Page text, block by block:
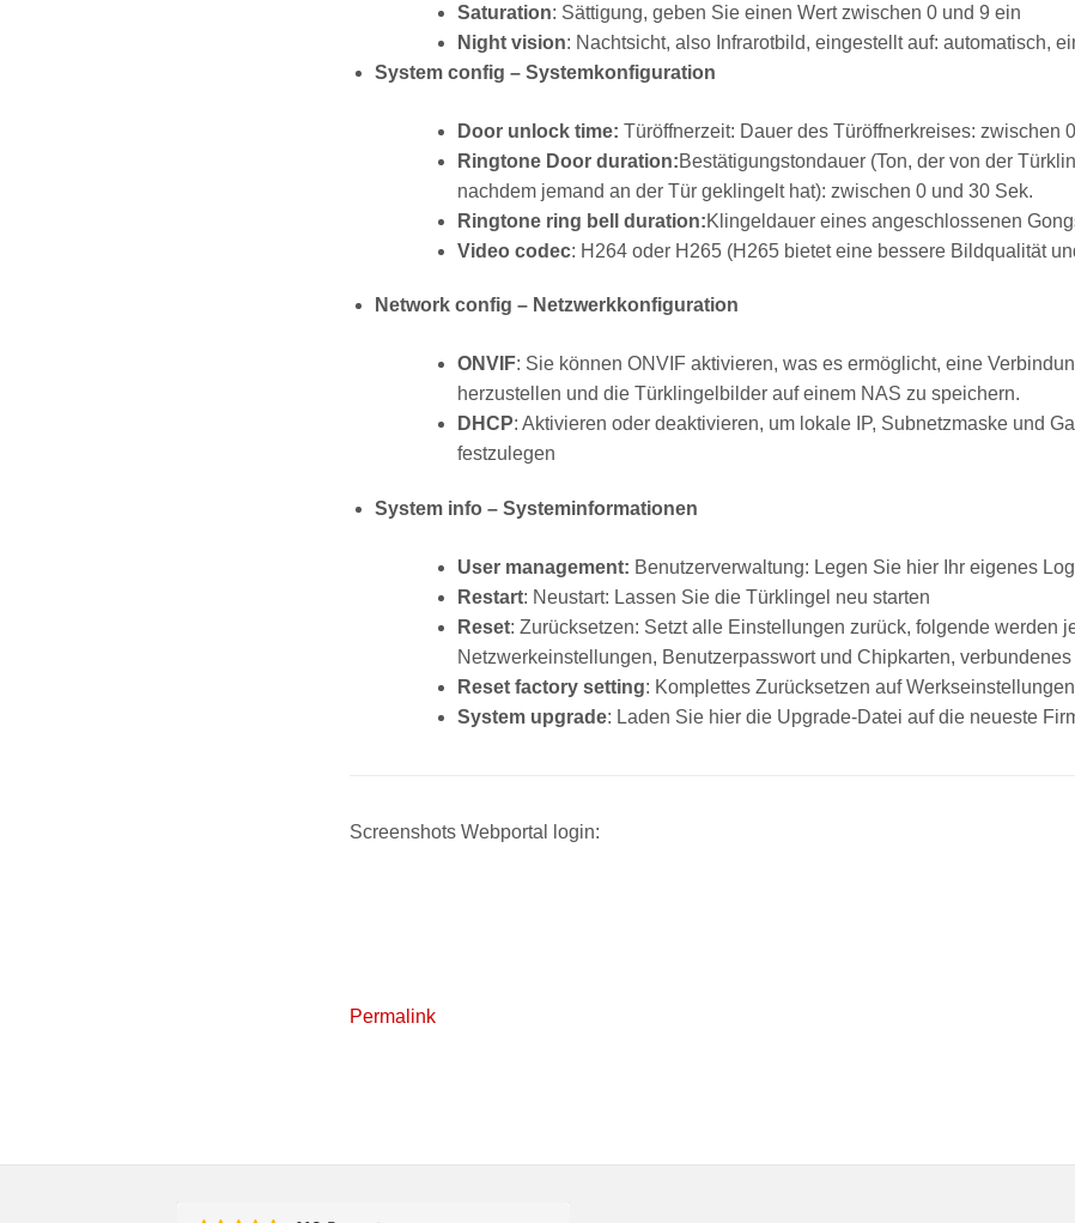
Saturation: Sättigung, geben Sie einen Wert zwischen 0 und 9 ein
Night vision: Nachtsicht, also Infrarotbild, eingestellt auf: automatisch,
System config – Systemkonfiguration
Door unlock time: Türöffnerzeit: Dauer des Türöffnerkreises: zwischen
Ringtone Door duration:Bestätigungstondauer (Ton, der von der
nachdem jemand an der Tür geklingelt hat): zwischen 0 und 30 Sek.
Ringtone ring bell duration:Klingeldauer eines angeschlossenen
Video codec: H264 oder H265 (H265 bietet eine bessere Bildqualität
Network config – Netzwerkkonfiguration
ONVIF: Sie können ONVIF aktivieren, was es ermöglicht, eine
herzustellen und die Türklingelbilder auf einem NAS zu speichern.
DHCP: Aktivieren oder deaktivieren, um lokale IP, Subnetzmaske und
festzulegen
System info – Systeminformationen
User management: Benutzerverwaltung: Legen Sie hier Ihr eigenes
Restart: Neustart: Lassen Sie die Türklingel neu starten
Reset: Zurücksetzen: Setzt alle Einstellungen zurück, folgende werden
Netzwerkeinstellungen, Benutzerpasswort und Chipkarten, verbundenes
Reset factory setting: Komplettes Zurücksetzen auf Werkseinstellungen
System upgrade: Laden Sie hier die Upgrade-Datei auf die neueste
Screenshots Webportal login:
Permalink